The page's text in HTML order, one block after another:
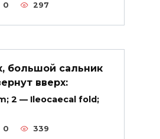
0 297
большой сальник
вверх:
2 — Ileocaecal fold;
0 339